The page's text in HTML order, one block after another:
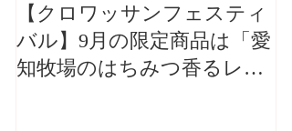
【クロワッサンフェスティ
バル】9月の限定商品は「愛
知牧場のはちみつ香るレモ